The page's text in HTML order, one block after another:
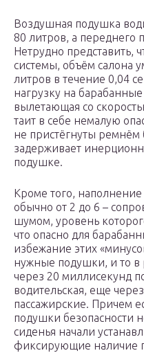
Воздушная подушка
80 литров, а переднего
Нетрудно представить,
системы, объём салона
литров в течение 0,04
нагрузку на
вылетающая со
таит в себе немалую
не пристёгнуты ремнём
задерживает
подушке.
Кроме того,
обычно от 2 до 6 –
шумом, уровень
что опасно для
избежание этих
нужные подушки, и то в
через 20 миллисекунд
водительская, еще
пассажирские. Причем
подушки безопасности
сиденья начали
фиксирующие наличие